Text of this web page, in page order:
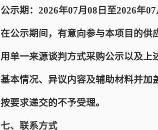
公示期：2026年07月08日至2026年
在公示期间，有意向参与本项目的供
用单一来源谈判方式采购公示以及
基本情况、异议内容及辅助材料并加
按要求递交的不予受理。
七、联系方式